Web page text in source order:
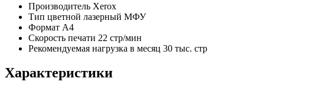
Производитель Xerox
Тип цветной лазерный МФУ
Формат A4
Скорость печати 22 стр/мин
Рекомендуемая нагрузка в месяц 30 тыс. стр
Характеристики